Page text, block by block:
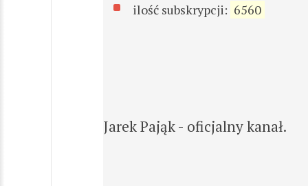
ilość subskrypcji: 6560
Jarek Pająk - oficjalny kanał.